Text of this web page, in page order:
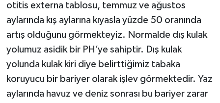
otitis externa tablosu, temmuz ve ağustos
aylarında kış aylarına kıyasla yüzde 50 oranında
artış olduğunu görmekteyiz. Normalde dış kulak
yolumuz asidik bir PH’ye sahiptir. Dış kulak
yolunda kulak kiri diye belirttiğimiz tabaka
koruyucu bir bariyer olarak işlev görmektedir. Yaz
aylarında havuz ve deniz sonrası bu bariyer zarar